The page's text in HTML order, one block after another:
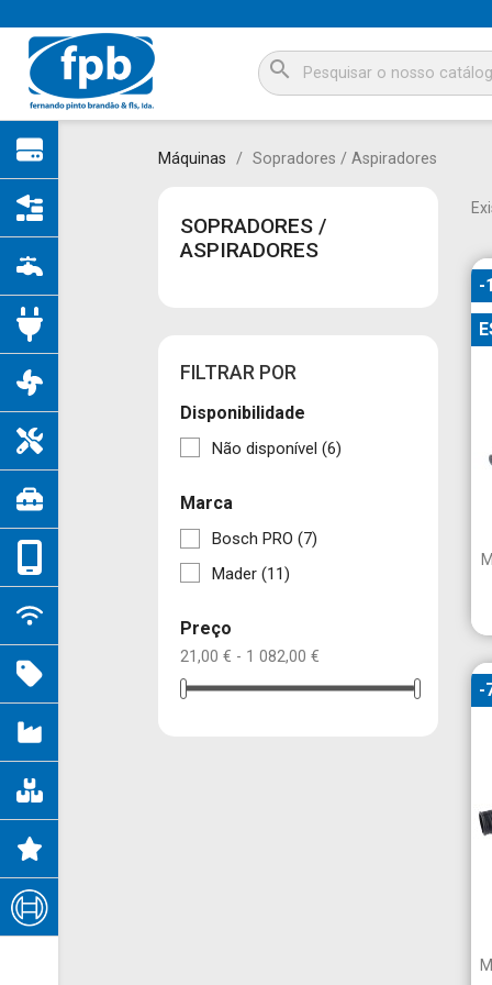
search
Máquinas Sopradores / Aspiradores
SOPRADORES /
ASPIRADORES
FILTRAR POR
Disponibilidade
Não disponível (6)
Marca
Bosch PRO (7)
Mader (11)
Preço
21,00 € - 1 082,00 €
-
-